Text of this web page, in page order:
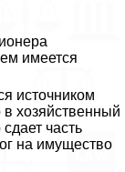
имеется
источником
хозяйственный
часть
на имущество